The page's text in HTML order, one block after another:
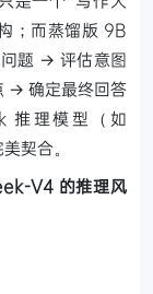
；而蒸馏版 9B
题 → 评估意图
→ 确定最终回答
推理模型（如
契合。
V4 的推理风